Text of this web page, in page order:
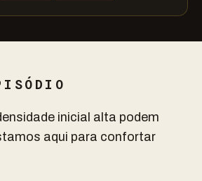
inicial alta podem
aqui para confortar